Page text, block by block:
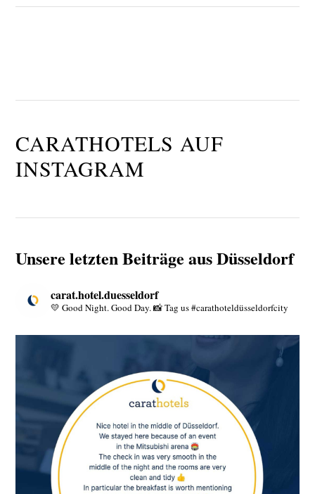
CARATHOTELS AUF
INSTAGRAM
Unsere letzten Beiträge aus Düsseldorf
carat.hotel.duesseldorf
💛 Good Night. Good Day.📸 Tag us #carathoteldüsseldorfcity